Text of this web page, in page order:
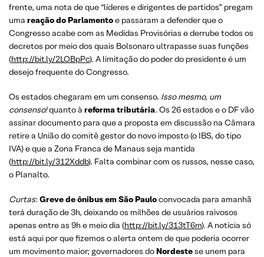
frente, uma nota de que “líderes e dirigentes de partidos” pregam
uma reação do Parlamentoe passaram a defender que o
Congresso acabe com as Medidas Provisórias e derrube todos os
decretos por meio dos quais Bolsonaro ultrapasse suas funções
(http://bit.ly/2LOBpPc). A limitação do poder do presidente é um
desejo frequente do Congresso.
Os estados chegaram em um consenso. Isso mesmo, um
consenso!quanto à reforma tributária. Os 26 estados e o DF vão
assinar documento para que a proposta em discussão na Câmara
retire a União do comitê gestor do novo imposto (o IBS, do tipo
IVA) e que a Zona Franca de Manaus seja mantida
(http://bit.ly/312Xddb). Falta combinar com os russos, nesse caso,
o Planalto.
Curtas: Greve de ônibus em São Pauloconvocada para amanhã
terá duração de 3h, deixando os milhões de usuários raivosos
apenas entre as 9h e meio dia (http://bit.ly/313tT6m). A notícia só
está aqui por que fizemos o alerta ontem de que poderia ocorrer
um movimento maior; governadores do Nordestese unem para